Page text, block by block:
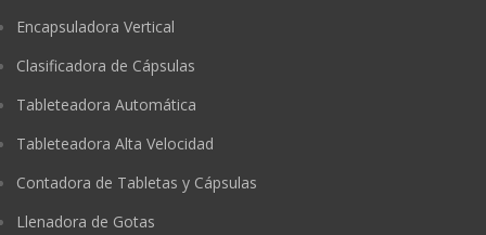
Encapsuladora Vertical
Clasificadora de Cápsulas
Tableteadora Automática
Tableteadora Alta Velocidad
Contadora de Tabletas y Cápsulas
Llenadora de Gotas